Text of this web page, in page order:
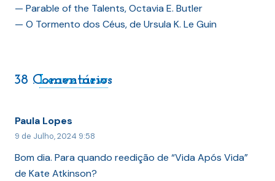
— Parable of the Talents, Octavia E. Butler
— O Tormento dos Céus, de Ursula K. Le Guin
38 Comentários
. Leave new
Paula Lopes
9 de Julho, 2024 9:58
Bom dia. Para quando reedição de “Vida Após Vida”
de Kate Atkinson?